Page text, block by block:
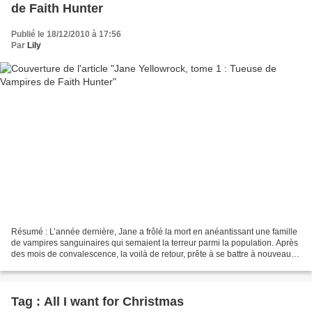
de Faith Hunter
Publié le 18/12/2010 à 17:56
Par Lily
Résumé : L’année dernière, Jane a frôlé la mort en anéantissant une famille
de vampires sanguinaires qui semaient la terreur parmi la population. Après
des mois de convalescence, la voilà de retour, prête à se battre à nouveau.
Tag : All I want for Christmas